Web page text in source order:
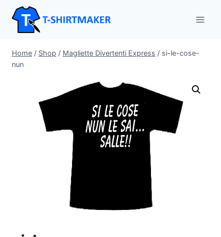
Salta
contenuto
Home / Shop / Magliette Divertenti Express / si-le-cose-
nun